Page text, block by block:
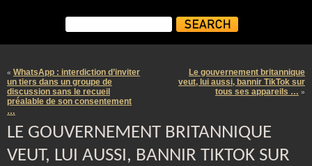
« WhatsApp : interdiction d’inviter
un tiers dans un groupe de
discussion sans le recueil
préalable de son consentement
…
Le gouvernement britannique
veut, lui aussi, bannir TikTok sur
tous ses appareils … »
LE GOUVERNEMENT BRITANNIQUE
VEUT, LUI AUSSI, BANNIR TIKTOK SUR